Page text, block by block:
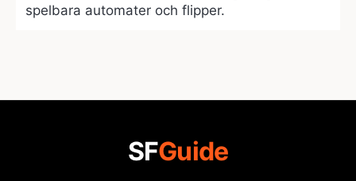
spelbara automater och flipper.
SFGuide